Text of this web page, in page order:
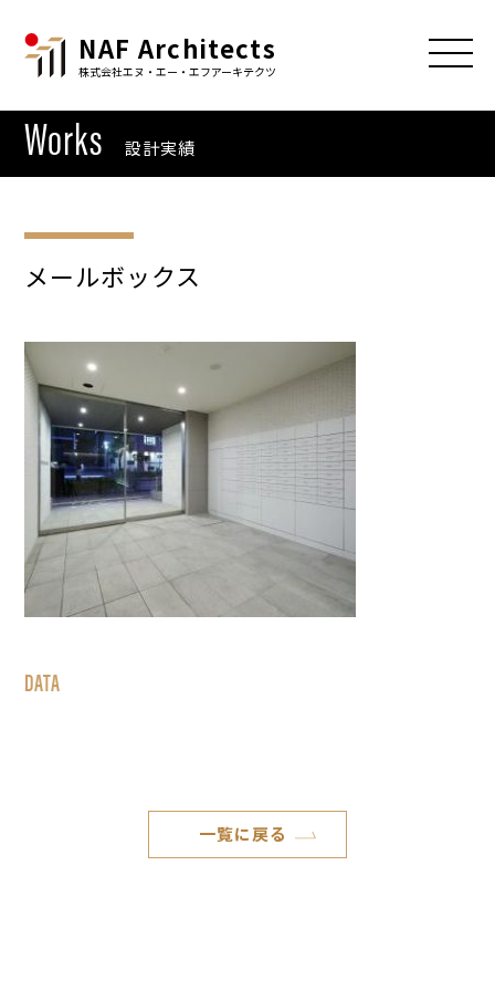
NAF Architects
株式会社エヌ・エー・エフアーキテクツ
Works 設計実績
メールボックス
DATA
一覧に戻る